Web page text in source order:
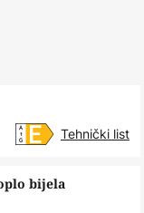
bijela
Tehnički list